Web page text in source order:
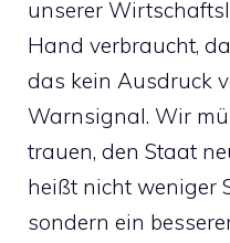
unserer
Hand verbraucht,
das kein Ausdruck
Warnsignal. Wir
trauen, den Staat
heißt nicht weniger
sondern ein